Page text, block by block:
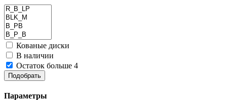
Кованые диски
В наличии
Остаток больше 4
Подобрать
Параметры